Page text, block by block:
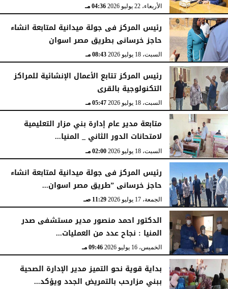
الأربعاء، 22 يوليو 2026 04:36 مـ
رئيس المركز فى جولة ميدانية لمتابعة انشاء
حاجز خرسانى بطريق مصر اسوان
السبت، 18 يوليو 2026 08:43 مـ
رئيس المركز تتابع الأعمال الإنشائية للمراكز
التكنولوجية بالقرى
السبت، 18 يوليو 2026 05:47 مـ
متابعة مدير عام إدارة بني مزار التعليمية
لامتحانات الدور الثاني _ المنيا...
السبت، 18 يوليو 2026 02:00 مـ
رئيس المركز فى جولة ميدانية لمتابعة انشاء
حاجز خرسانى ”طريق مصر اسوان...
الجمعة، 17 يوليو 2026 11:29 صـ
الدكتور احمد منصور مدير مستشفى صدر
المنيا : نجاح عدد من العمليات...
الخميس، 16 يوليو 2026 09:46 مـ
بداية قوية نحو التميز مدير الإدارة الصحية
ببني مزارحب بالتمريض الجدد ويؤكد...